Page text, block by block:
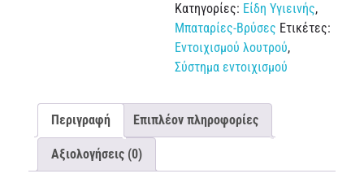
Κατηγορίες: Είδη Υγιεινής,
Μπαταρίες-Βρύσες Ετικέτες:
Εντοιχισμού λουτρού,
Σύστημα εντοιχισμού
Περιγραφή Επιπλέον πληροφορίες
Αξιολογήσεις (0)